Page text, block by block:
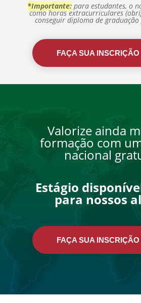
*Importante:para estudantes, o
como horas extracurriculares
conseguir diploma de graduação
FAÇA SUA
Valorize ainda
formação com
nacional
Estágio
para nossos
FAÇA SUA